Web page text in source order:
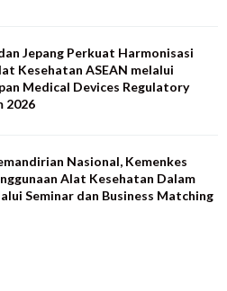
Jepang Perkuat Harmonisasi
Kesehatan ASEAN melalui
Medical Devices Regulatory
2026
Nasional, Kemenkes
Alat Kesehatan Dalam
Seminar dan Business Matching